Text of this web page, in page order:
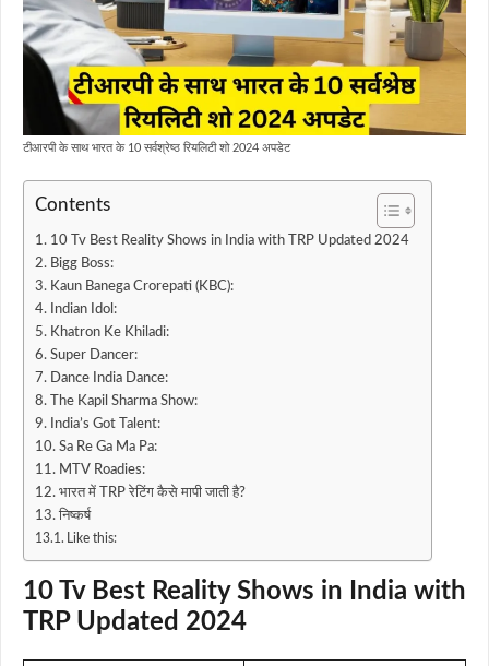
टीआरपी के साथ भारत के 10 सर्वश्रेष्ठ रियलिटी शो 2024 अपडेट
Contents
10 Tv Best Reality Shows in India with TRP Updated 2024
Bigg Boss:
Kaun Banega Crorepati (KBC):
Indian Idol:
Khatron Ke Khiladi:
Super Dancer:
Dance India Dance:
The Kapil Sharma Show:
India’s Got Talent:
Sa Re Ga Ma Pa:
MTV Roadies:
भारत में TRP रेटिंग कैसे मापी जाती है?
निष्कर्ष
Like this:
10 Tv Best Reality Shows in India with
TRP Updated 2024